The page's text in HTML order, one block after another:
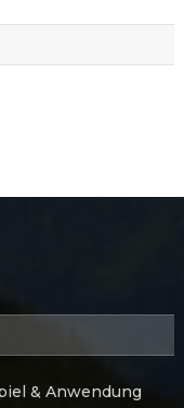
& Anwendung